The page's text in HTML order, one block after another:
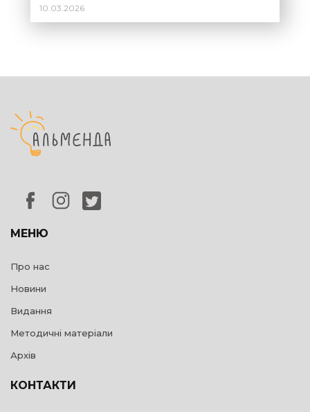
10.03.2026
МЕНЮ
Про нас
Новини
Видання
Методичні матеріали
Архів
КОНТАКТИ